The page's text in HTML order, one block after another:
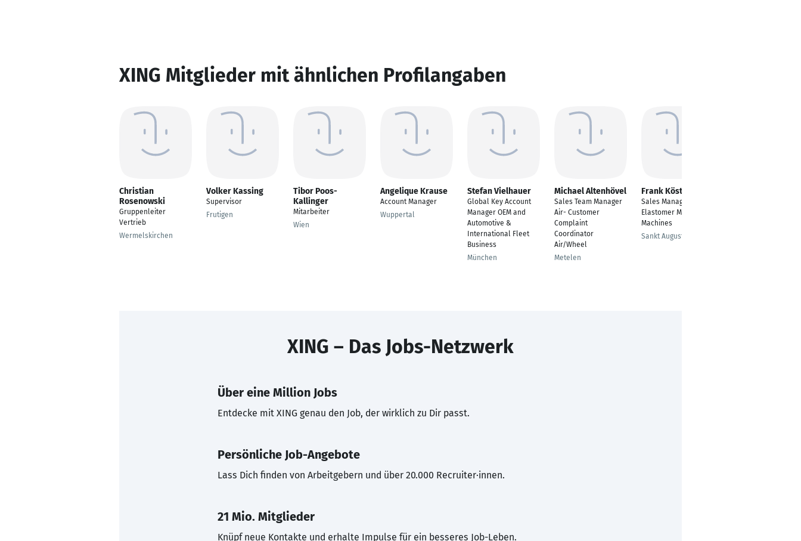
XING Mitglieder mit ähnlichen Profilangaben
Christian
Rosenowski
Gruppenleiter
Vertrieb
Wermelskirchen
Volker Kassing
Supervisor
Frutigen
Tibor Poos-
Kallinger
Mitarbeiter
Wien
Angelique Krause
Account Manager
Wuppertal
Stefan Vielhauer
Global Key Account
Manager OEM and
Automotive &
International Fleet
Business
München
Michael Altenhövel
Sales Team Manager
Air- Customer
Complaint
Coordinator
Air/Wheel
Metelen
Frank Köster
Sales Manager -
Elastomer Metering
Machines
Sankt Augustin
XING – Das Jobs-Netzwerk
Über eine Million Jobs
Entdecke mit XING genau den Job, der wirklich zu Dir passt.
Persönliche Job-Angebote
Lass Dich finden von Arbeitgebern und über 20.000 Recruiter·innen.
21 Mio. Mitglieder
Knüpf neue Kontakte und erhalte Impulse für ein besseres Job-Leben.